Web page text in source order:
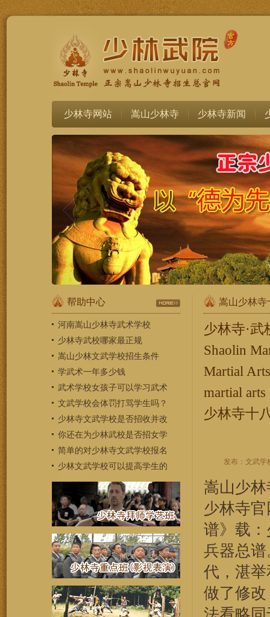
少林寺网站 嵩山少林寺 少林寺新闻
帮助中心
河南嵩山少林寺武术学校
少林寺武校哪家最正规
嵩山少林文武学校招生条件
学武术一年多少钱
武术学校女孩子可以学习武术
文武学校会体罚打骂学生吗？
少林寺文武学校是否招收并改
你还在为少林武校是否招女学
简单的对少林寺文武学校报名
少林文武学校可以提高学生的
嵩山少林寺
少林寺·武
Shaolin
Martial
martial
少林寺十
发布：文武学
嵩山少
少林寺
谱》载
兵器总
代，湛
做了修